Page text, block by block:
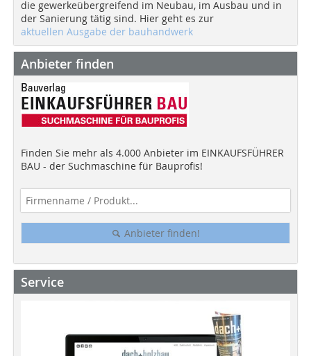
die gewerkeübergreifend im Neubau, im Ausbau und in
der Sanierung tätig sind. Hier geht es zur
aktuellen Ausgabe der bauhandwerk
Anbieter finden
Finden Sie mehr als 4.000 Anbieter im EINKAUFSFÜHRER
BAU - der Suchmaschine für Bauprofis!
Anbieter finden!
Service